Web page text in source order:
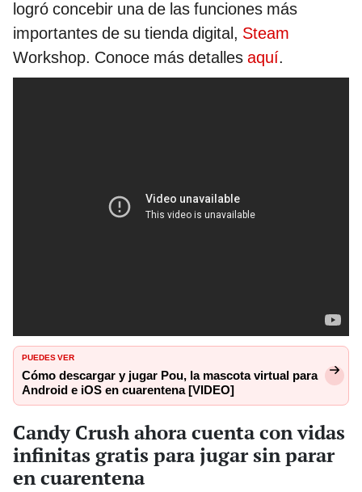
logró concebir una de las funciones más
importantes de su tienda digital, Steam
Workshop. Conoce más detalles aquí.
PUEDES VER
Cómo descargar y jugar Pou, la mascota virtual para
Android e iOS en cuarentena [VIDEO]
Candy Crush ahora cuenta con vidas
infinitas gratis para jugar sin parar
en cuarentena